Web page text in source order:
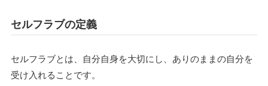
セルフラブの定義
セルフラブとは、自分自身を大切にし、ありのままの自分を
受け入れることです。